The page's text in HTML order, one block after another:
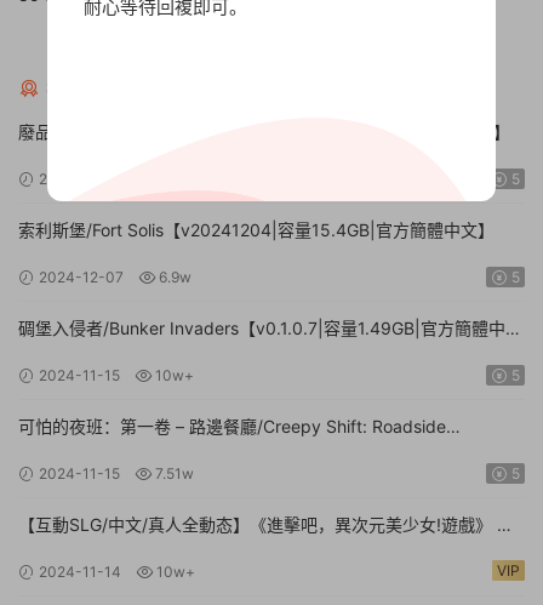
猜你喜歡
廢品機械師/Scrap Mechanic【v0.7.1|容量9.1GB|官方簡體中文】
2024-12-08 5
索利斯堡/Fort Solis【v20241204|容量15.4GB|官方簡體中文】
2024-12-07 6.9w 5
碉堡入侵者/Bunker Invaders【v0.1.0.7|容量1.49GB|官方簡體中
2024-11-15 10w+ 5
可怕的夜班：第一卷 – 路邊餐廳/Creepy Shift: Roadside
2024-11-15 7.51w 5
【互動SLG/中文/真人全動态】《進擊吧，異次元美少女!遊戲》 官
2024-11-14 10w+ VIP
耐心等待回複即可。